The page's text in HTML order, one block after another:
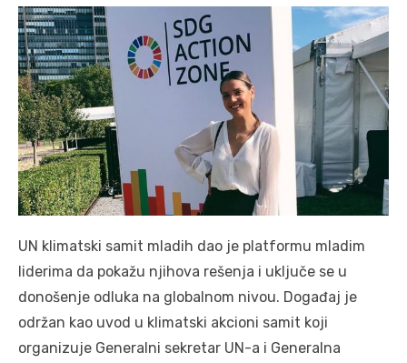
UN klimatski samit mladih dao je platformu mladim
liderima da pokažu njihova rešenja i uključe se u
donošenje odluka na globalnom nivou. Događaj je
održan kao uvod u klimatski akcioni samit koji
organizuje Generalni sekretar UN-a i Generalna